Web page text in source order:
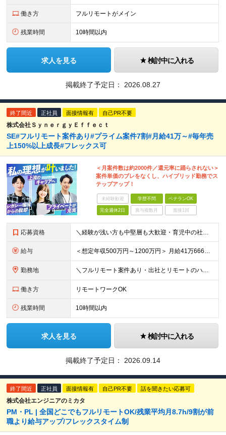
働き方 フルリモートがメイン
残業時間 10時間以内
求人を見る 検討中に入れる
掲載終了予定日： 2026.08.27
終了間近 正社員 面接情報有 自己PR不要
株式会社ＳｙｎｅｒｇｙＥｆｆｅｃｔ
SE#フルリモート案件あり#プライム案件7割#月給41万～#毎年売
上150%以上成長#フレックス可
＜月案件数は約2000件／還元率に踊らされない＞
案件単価のブレをなくし、ハイブリッド勤務でス
テップアップ！
未経験歓迎 学歴不問 ベテランOK
完全週休2日 賞与複数月 面接1回
応募資格 ＼経験が浅い方も中堅層も大歓迎・育児中の社員も活躍中／ ■学歴不問 ■開発エンジニアとしての経験2年以上 ■日本在住 ■日本語でのコミュニケーションが取れる方 ■外国籍の方はN1保有者 ★平均年齢3
給与 ＜想定年収500万円～1200万円＞ 月給41万6666円～100万円+交通費+残業手当 ※残業代は別途全額支給します ※試用期間6ヶ月あり。給与以外の待遇の差異はありません ┗試用期間後に若干が給
勤務地 ＼フルリモート案件あり・出社とリモートのハイブリッド勤務可能／ 【本社】東京都新宿区西新宿三丁目3番-13号西新宿水間ビル6階 ★ハイブリッド出社や出社メインでの勤務をご希望の方もぜひご応募ください
働き方 リモートワークOK
残業時間 10時間以内
求人を見る 検討中に入れる
掲載終了予定日： 2026.09.14
終了間近 正社員 面接情報有 自己PR不要 話を聞きたい応募可
株式会社エンジニアのミカタ
PM・PL | 全国どこでもフルリモートOK/残業平均月8.7h/9割が前
職より給与アップ/フレックスタイム制